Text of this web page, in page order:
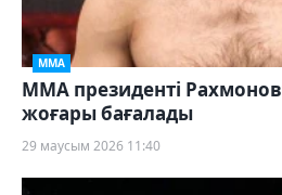
ММА
ММА президенті
жоғары бағалады
29 маусым 2026 11:40